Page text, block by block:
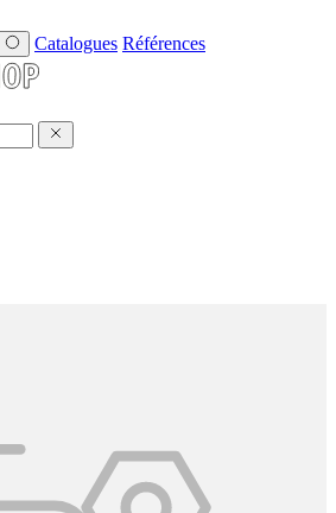
Catalogues Références